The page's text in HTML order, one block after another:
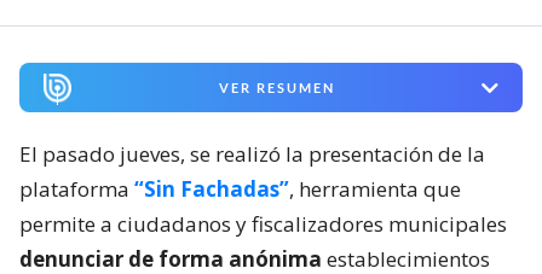
VER RESUMEN
El pasado jueves, se realizó la presentación de la
plataforma “Sin Fachadas”, herramienta que
permite a ciudadanos y fiscalizadores municipales
denunciar de forma anónima establecimientos